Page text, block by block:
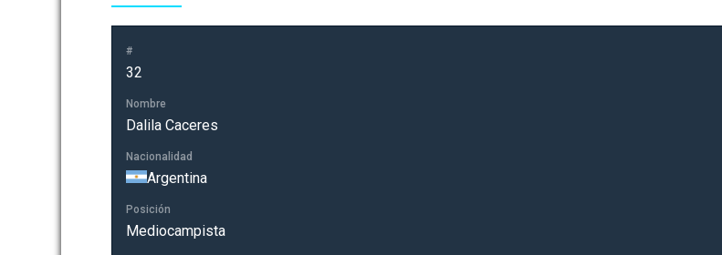
#
32
Nombre
Dalila Caceres
Nacionalidad
Argentina
Posición
Mediocampista